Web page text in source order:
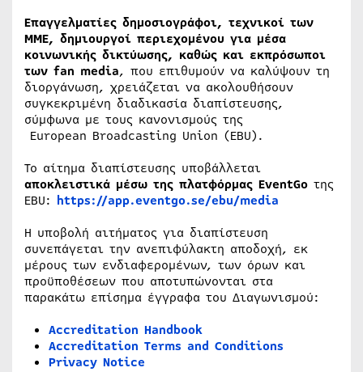
Επαγγελματίες δημοσιογράφοι, τεχνικοί των
ΜΜΕ, δημιουργοί περιεχομένου για μέσα
κοινωνικής δικτύωσης, καθώς και εκπρόσωποι
των fan media, που επιθυμούν να καλύψουν τη
διοργάνωση, χρειάζεται να ακολουθήσουν
συγκεκριμένη διαδικασία διαπίστευσης,
σύμφωνα με τους κανονισμούς της
European Broadcasting Union (EBU).
Το αίτημα διαπίστευσης υποβάλλεται
αποκλειστικά μέσω της πλατφόρμας EventGo της
EBU: https://app.eventgo.se/ebu/media
Η υποβολή αιτήματος για διαπίστευση
συνεπάγεται την ανεπιφύλακτη αποδοχή, εκ
μέρους των ενδιαφερομένων, των όρων και
προϋποθέσεων που αποτυπώνονται στα
παρακάτω επίσημα έγγραφα του Διαγωνισμού:
Accreditation Handbook
Accreditation Terms and Conditions
Privacy Notice